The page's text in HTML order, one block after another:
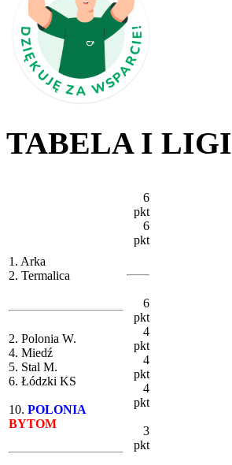
TABELA I LIGI
1. Arka
2. Termalica
2. Polonia W.
4. Miedź
5. Stal M.
6. Łódzki KS
10. POLONIA
BYTOM
6
pkt
6
pkt
6
pkt
4
pkt
4
pkt
4
pkt
3
pkt